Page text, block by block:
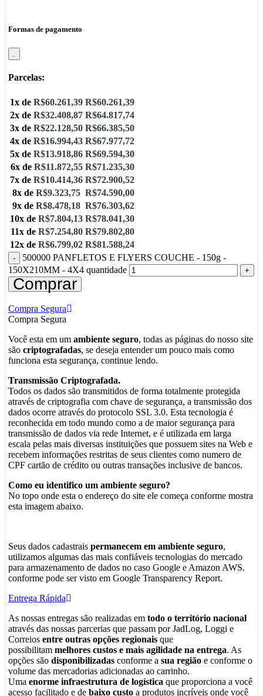
Formas de pagamento
Parcelas:
1x de R$60.261,39 R$60.261,39
2x de R$32.408,87 R$64.817,74
3x de R$22.128,50 R$66.385,50
4x de R$16.994,43 R$67.977,72
5x de R$13.918,86 R$69.594,30
6x de R$11.872,55 R$71.235,30
7x de R$10.414,36 R$72.900,52
8x de R$9.323,75 R$74.590,00
9x de R$8.478,18 R$76.303,62
10x de R$7.804,13 R$78.041,30
11x de R$7.254,80 R$79.802,80
12x de R$6.799,02 R$81.588,24
500000 PANFLETOS E FLYERS COUCHE - 150g -
150X210MM - 4X4 quantidade
Comprar
Compra Segura
Compra Segura
Você esta em um ambiente seguro, todas as páginas do nosso site
são criptografadas, se deseja entender um pouco mais como
funciona esta segurança, continue lendo.
Transmissão Criptografada.
Todos os dados são transmitidos de forma totalmente protegida
através de criptografia com chave de segurança, a transmissão dos
dados ocorre através do protocolo SSL 3.0. Esta tecnologia é
reconhecida em todo mundo como a de maior segurança para
transmissão de dados via rede Internet, e é utilizada em larga
escala pelas mais diversas instituições que possuem sites na Web e
recebem informações restritas de seus clientes como numero de
CPF cartão de crédito ou outras transações inclusive de bancos.
Como eu identifico um ambiente seguro?
No topo onde esta o endereço do site ele começa conforme mostra
esta imagem abaixo.
Seus dados cadastrais permanecem em ambiente seguro,
utilizamos algumas das mais confiáveis tecnologias do mercado
para armazenamento de dados no caso Google e Amazon AWS.
conforme pode ser visto em Google Transparency Report.
Entrega Rápida
As nossas entregas são realizadas em todo o território nacional
através das nossas parcerias que passam por JadLog, Loggi e
Correios entre outras opções regionais que
possibilitam melhores custos e mais agilidade na entrega. As
opções são disponibilizadas conforme a sua região e conforme o
volume das mercadorias adicionadas ao carrinho.
Uma enorme infraestrutura de logística que proporciona a você
acesso facilitado e de baixo custo a produtos incríveis onde você